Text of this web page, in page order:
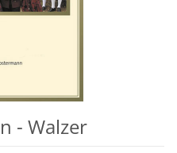
- Walzer